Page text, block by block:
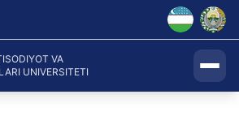
VA
UNIVERSITETI